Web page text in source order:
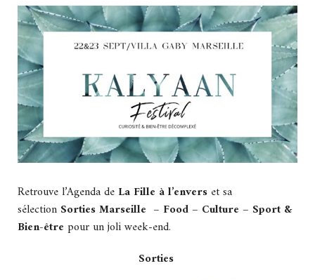
Retrouve l’Agenda de La Fille à l’envers et sa
sélection Sorties Marseille – Food – Culture – Sport &
Bien-être pour un joli week-end.
Sorties